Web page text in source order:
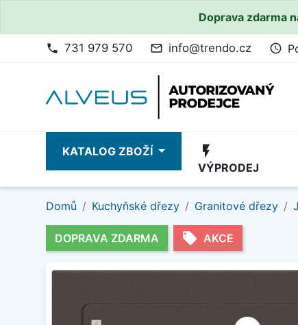
Doprava zdarma
phone 731 979 570 mail_outline info@trendo.cz access_time
KATALOG ZBOŽÍ flash_on
VÝPRODEJ
Domů Kuchyňské dřezy Granitové dřezy
DOPRAVA ZDARMA local_offer AKCE